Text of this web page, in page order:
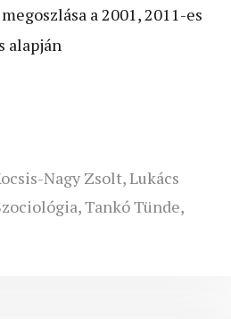
a 2001, 2011-es
alapján
Nagy Zsolt,Lukács
,Tankó Tünde,